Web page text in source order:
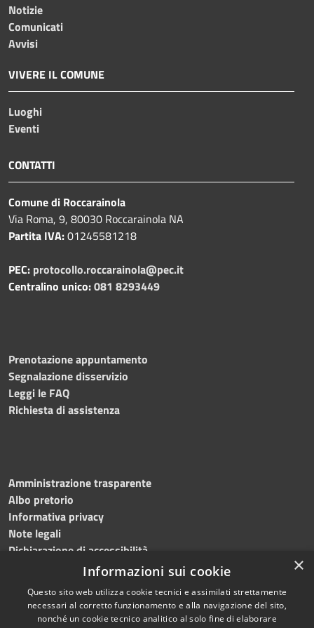
Notizie
Comunicati
Avvisi
VIVERE IL COMUNE
Luoghi
Eventi
CONTATTI
Comune di Roccarainola
Via Roma, 9, 80030 Roccarainola NA
Partita IVA:01245581218
PEC: protocollo.roccarainola@pec.it
Centralino unico:081 8293449
Prenotazione appuntamento
Segnalazione disservizio
Leggi le FAQ
Richiesta di assistenza
Amministrazione trasparente
Albo pretorio
Informativa privacy
Note legali
Dichiarazione di accessibilità
Copyright © 2024, Comune
×
Informazioni sui cookie
Questo sito web utilizza cookie tecnici e assimilati strettamente
necessari al corretto funzionamento e alla navigazione del sito,
nonché un cookie tecnico analitico al solo fine di elaborare